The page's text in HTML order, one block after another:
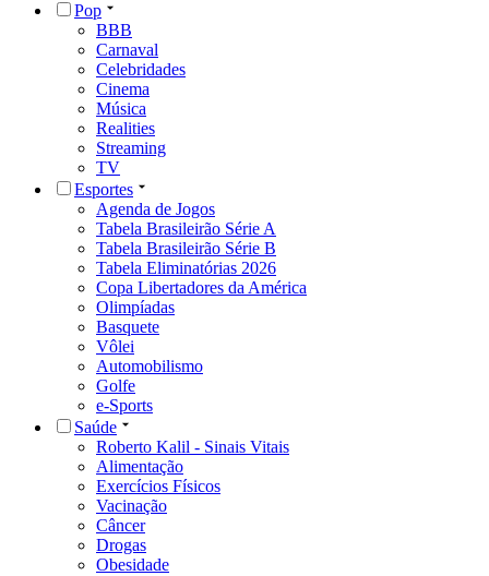
Pop
BBB
Carnaval
Celebridades
Cinema
Música
Realities
Streaming
TV
Esportes
Agenda de Jogos
Tabela Brasileirão Série A
Tabela Brasileirão Série B
Tabela Eliminatórias 2026
Copa Libertadores da América
Olimpíadas
Basquete
Vôlei
Automobilismo
Golfe
e-Sports
Saúde
Roberto Kalil - Sinais Vitais
Alimentação
Exercícios Físicos
Vacinação
Câncer
Drogas
Obesidade